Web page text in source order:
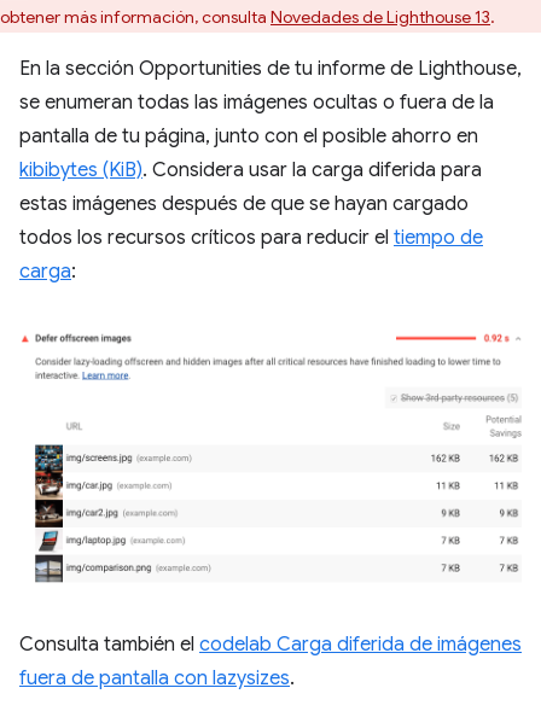
obtener más información, consulta Novedades de Lighthouse 13.
En la sección Opportunities de tu informe de Lighthouse,
se enumeran todas las imágenes ocultas o fuera de la
pantalla de tu página, junto con el posible ahorro en
kibibytes (KiB). Considera usar la carga diferida para
estas imágenes después de que se hayan cargado
todos los recursos críticos para reducir el tiempo de
carga:
Consulta también el codelab Carga diferida de imágenes
fuera de pantalla con lazysizes.